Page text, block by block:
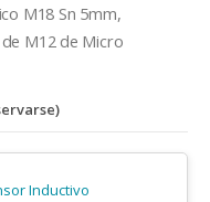
M18 Sn 5mm,
M12 de Micro
Inductivo